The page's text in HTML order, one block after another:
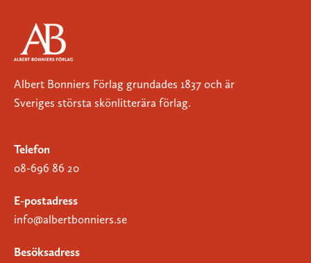
Albert Bonniers Förlag grundades 1837 och är
Sveriges största skönlitterära förlag.
Telefon
08-696 86 20
E-postadress
info@albertbonniers.se
Besöksadress